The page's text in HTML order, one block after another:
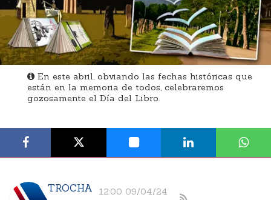
En este abril, obviando las fechas históricas que
están en la memoria de todos, celebraremos
gozosamente el Día del Libro.
TROCHA 12:00 09/04/24